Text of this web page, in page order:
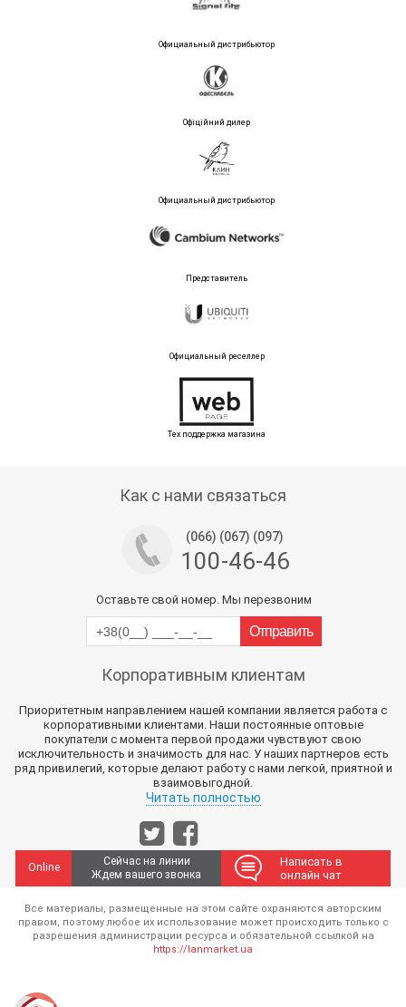
Официальный дистрибьютор
Офіційний дилер
Официальный дистрибьютор
Представитель
Официальный реселлер
Тех поддержка магазина
Как с нами связаться
(066) (067) (097)
100-46-46
Оставьте свой номер. Мы перезвоним
Корпоративным клиентам
Приоритетным направлением нашей компании является работа с
корпоративными клиентами. Наши постоянные оптовые
покупатели с момента первой продажи чувствуют свою
исключительность и значимость для нас. У наших партнеров есть
ряд привилегий, которые делают работу с нами легкой, приятной и
взаимовыгодной.
Читать полностью
Online
Сейчас на линии
Ждем вашего звонка
Написать в
онлайн чат
Все материалы, размещенные на этом сайте охраняются авторским
правом, поэтому любое их использование может происходить только с
разрешения администрации ресурса и обязательной ссылкой на
https://lanmarket.ua